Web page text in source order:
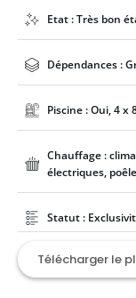
Etat : Très bon
Dépendances :
Piscine : Oui, 4 x
Chauffage :
électriques,
Statut :
Télécharger le